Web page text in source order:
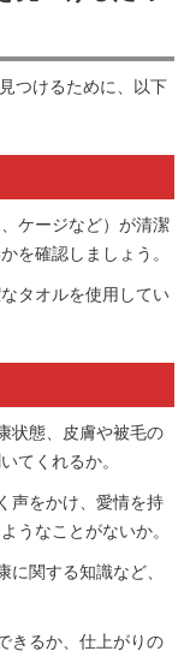
つけるために、以下
ケージなど）が清潔
を確認しましょう。
タオルを使用してい
状態、皮膚や被毛の
てくれるか。
声をかけ、愛情を持
うなことがないか。
に関する知識など、
きるか、仕上がりの